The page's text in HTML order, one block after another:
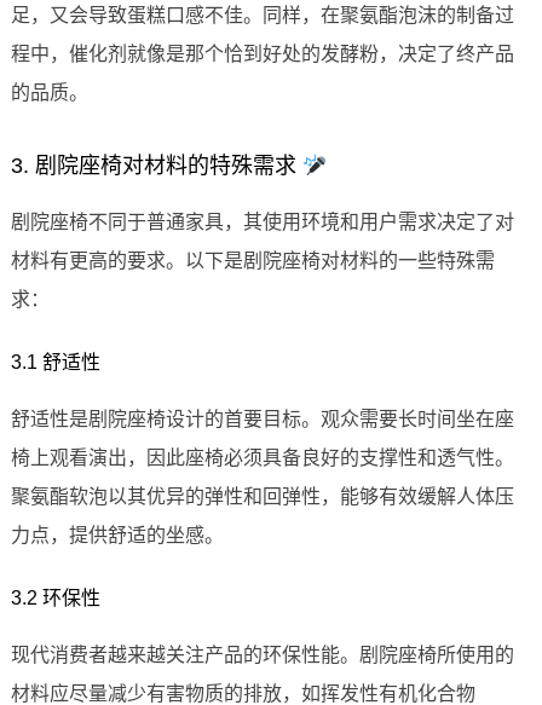
足，又会导致蛋糕口感不佳。同样，在聚氨酯泡沫的制备过
程中，催化剂就像是那个恰到好处的发酵粉，决定了终产品
的品质。
3. 剧院座椅对材料的特殊需求
剧院座椅不同于普通家具，其使用环境和用户需求决定了对
材料有更高的要求。以下是剧院座椅对材料的一些特殊需
求：
3.1 舒适性
舒适性是剧院座椅设计的首要目标。观众需要长时间坐在座
椅上观看演出，因此座椅必须具备良好的支撑性和透气性。
聚氨酯软泡以其优异的弹性和回弹性，能够有效缓解人体压
力点，提供舒适的坐感。
3.2 环保性
现代消费者越来越关注产品的环保性能。剧院座椅所使用的
材料应尽量减少有害物质的排放，如挥发性有机化合物